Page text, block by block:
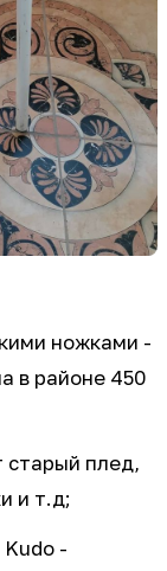
ножками -
в районе 450
старый плед,
и т.д;
Kudo -